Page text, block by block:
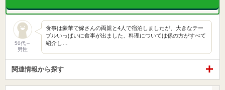
50代～
男性
食事は豪華で嫁さんの両親と4人で宿泊しましたが、大きなテー
ブルいっぱいに食事が出ました、料理については係の方がすべて
紹介し…
関連情報から探す